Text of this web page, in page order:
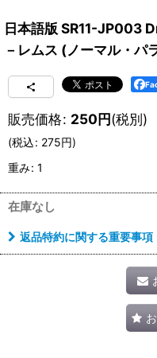
日本語版 SR11-JP003
－レムス (ノーマル・パ
販売価格: 250円(税別)
(税込: 275円)
重み: 1
在庫なし
返品特約に関する重要事項